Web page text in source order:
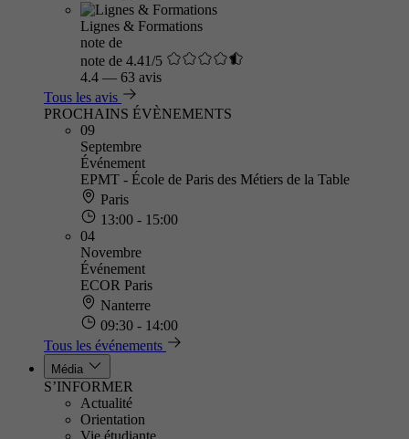
Lignes & Formations
note de
note de 4.41/5
4.4 — 63 avis
Tous les avis
PROCHAINS ÉVÈNEMENTS
09
Septembre
Événement
EPMT - École de Paris des Métiers de la Table
Paris
13:00 - 15:00
04
Novembre
Événement
ECOR Paris
Nanterre
09:30 - 14:00
Tous les événements
Média
S’INFORMER
Actualité
Orientation
Vie étudiante